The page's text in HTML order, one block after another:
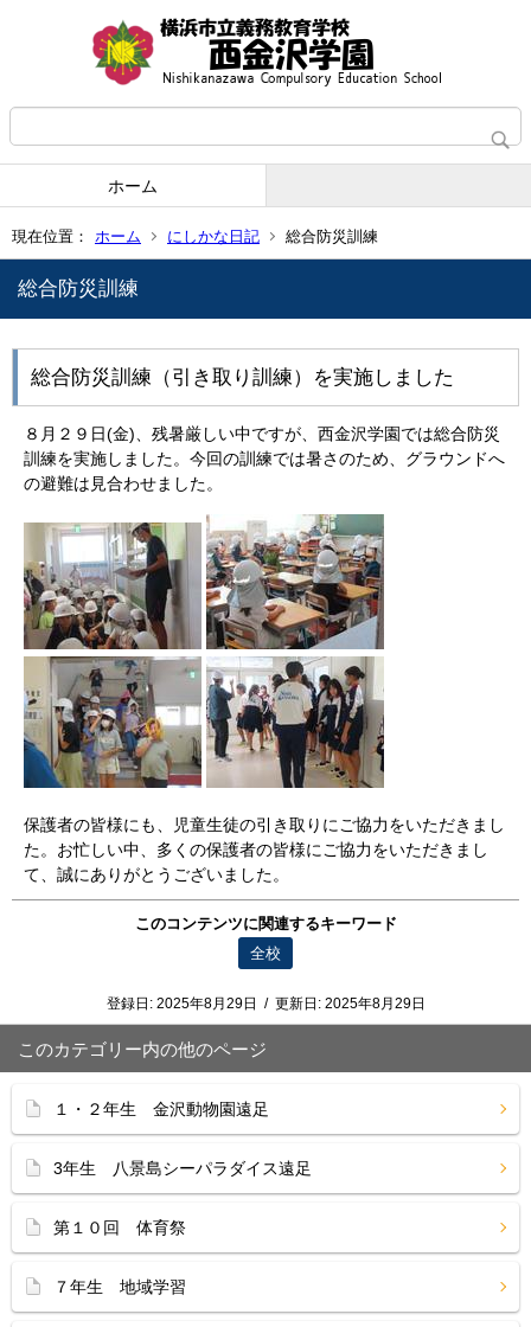
ホーム
現在位置： ホーム にしかな日記 総合防災訓練
総合防災訓練
総合防災訓練（引き取り訓練）を実施しました
８月２９日(金)、残暑厳しい中ですが、西金沢学園では総合防災
訓練を実施しました。今回の訓練では暑さのため、グラウンドへ
の避難は見合わせました。
保護者の皆様にも、児童生徒の引き取りにご協力をいただきまし
た。お忙しい中、多くの保護者の皆様にご協力をいただきまし
て、誠にありがとうございました。
このコンテンツに関連するキーワード
全校
登録日: 2025年8月29日 / 更新日: 2025年8月29日
このカテゴリー内の他のページ
１・２年生 金沢動物園遠足
3年生 八景島シーパラダイス遠足
第１０回 体育祭
７年生 地域学習